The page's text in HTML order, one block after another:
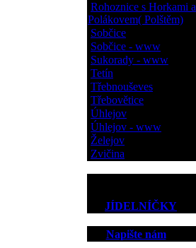
Rohoznice s Horkami a
Polákovem( Polštěm)
Sobčice
Sobčice - www
Sukorady - www
Tetín
Třebnouševes
Třebovětice
Úhlejov
Úhlejov - www
Želejov
Zvičina
JÍDELNÍČKY
Napište nám